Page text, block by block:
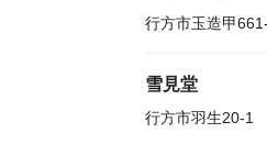
行方市玉造甲
雪見堂
行方市羽生20-1